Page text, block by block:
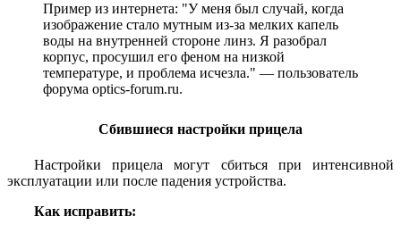
Пример из интернета: "У меня был случай, когда
изображение стало мутным из-за мелких капель
воды на внутренней стороне линз. Я разобрал
корпус, просушил его феном на низкой
температуре, и проблема исчезла." — пользователь
форума optics-forum.ru.
Сбившиеся настройки прицела
Настройки прицела могут сбиться при интенсивной
эксплуатации или после падения устройства.
Как исправить: